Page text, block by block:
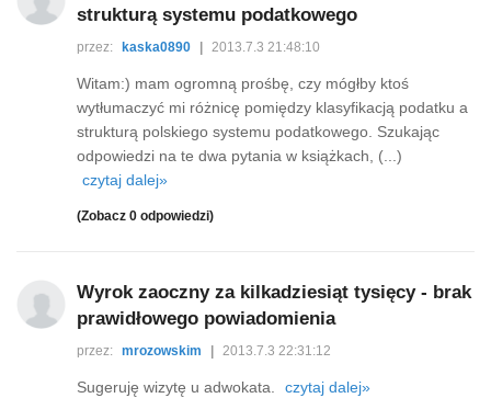
strukturą systemu podatkowego
przez: kaska0890 2013.7.3 21:48:10
Witam:) mam ogromną prośbę, czy mógłby ktoś
wytłumaczyć mi różnicę pomiędzy klasyfikacją podatku a
strukturą polskiego systemu podatkowego. Szukając
odpowiedzi na te dwa pytania w książkach, (...)
czytaj dalej»
(Zobacz 0 odpowiedzi)
Wyrok zaoczny za kilkadziesiąt tysięcy - brak
prawidłowego powiadomienia
przez: mrozowskim 2013.7.3 22:31:12
Sugeruję wizytę u adwokata. czytaj dalej»